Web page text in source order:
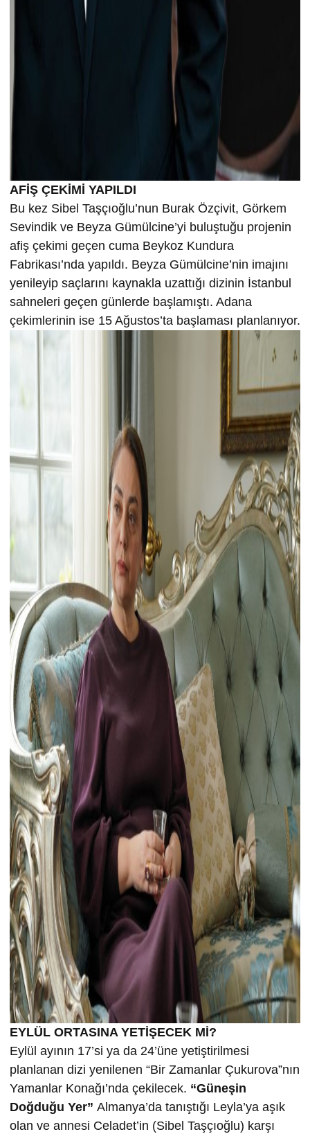
AFİŞ ÇEKİMİ YAPILDI
Bu kez Sibel Taşçıoğlu’nun Burak Özçivit, Görkem
Sevindik ve Beyza Gümülcine’yi buluştuğu projenin
afiş çekimi geçen cuma Beykoz Kundura
Fabrikası’nda yapıldı. Beyza Gümülcine’nin imajını
yenileyip saçlarını kaynakla uzattığı dizinin İstanbul
sahneleri geçen günlerde başlamıştı. Adana
çekimlerinin ise 15 Ağustos’ta başlaması planlanıyor.
EYLÜL ORTASINA YETİŞECEK Mİ?
Eylül ayının 17’si ya da 24’üne yetiştirilmesi
planlanan dizi yenilenen “Bir Zamanlar Çukurova”nın
Yamanlar Konağı’nda çekilecek. “Güneşin
Doğduğu Yer” Almanya’da tanıştığı Leyla’ya aşık
olan ve annesi Celadet’in (Sibel Taşçıoğlu) karşı